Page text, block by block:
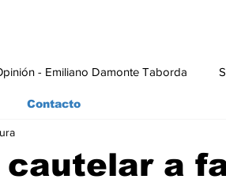
- Emiliano Damonte Taborda
a
Contacto